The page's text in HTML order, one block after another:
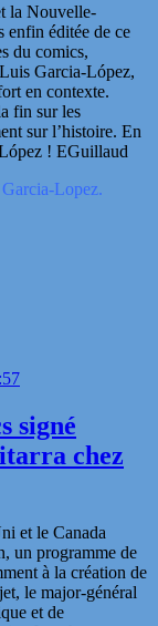
la Nouvelle-
enfin éditée de ce
du comics,
Garcia-López,
en contexte.
fin sur les
sur l’histoire. En
! EGuillaud
Lopez.
signé
chez
et le Canada
un programme de
à la création de
le major-général
et de